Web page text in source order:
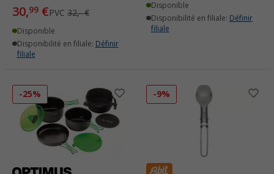
30,99 €PVC 32,- €
Disponible
Disponibilité en filiale: Définir
filiale
Disponible
Disponibilité en filiale: Définir
filiale
-25% -9%